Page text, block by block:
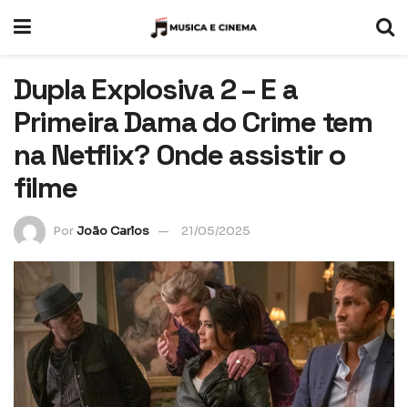
Dupla Explosiva 2 – E a
Primeira Dama do Crime tem
na Netflix? Onde assistir o
filme
PorJoão Carlos 21/05/2025